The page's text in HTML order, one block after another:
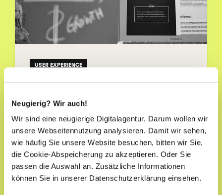
Neugierig? Wir auch!
Wir sind eine neugierige Digitalagentur. Darum wollen wir
unsere Webseitennutzung analysieren. Damit wir sehen,
wie häufig Sie unsere Website besuchen, bitten wir Sie,
die Cookie-Abspeicherung zu akzeptieren. Oder Sie
passen die Auswahl an. Zusätzliche Informationen
können Sie in unserer Datenschutzerklärung einsehen.
USER EXPERIENCE
Website
14.11.2019 10:33:00 | 4 Minuten Lesezeit